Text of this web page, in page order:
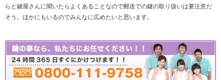
らと鍵屋さんに聞いたらよくあることなので郵送での鍵の取り扱いは要注意だ
そう。ほかにもいるのでみんなに広めたいと思います。